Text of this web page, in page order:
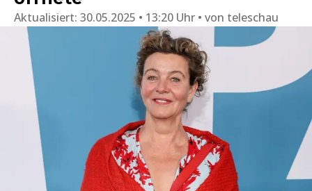
Aktualisiert: 30.05.2025 • 13:20 Uhr von teleschau